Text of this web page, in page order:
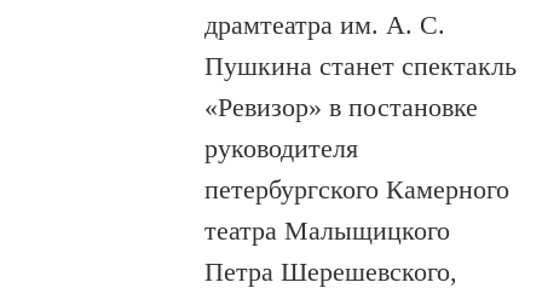
драмтеатра им. А. С.
Пушкина станет спектакль
«Ревизор» в постановке
руководителя
петербургского Камерного
театра Малыщицкого
Петра Шерешевского,